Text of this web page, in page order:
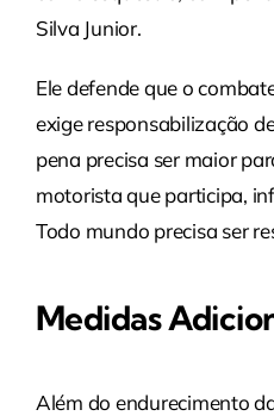
Silva Junior.
Ele defende que o
exige responsabilização
pena precisa ser maior
motorista que participa,
Todo mundo precisa ser
Medidas
Além do endurecimento